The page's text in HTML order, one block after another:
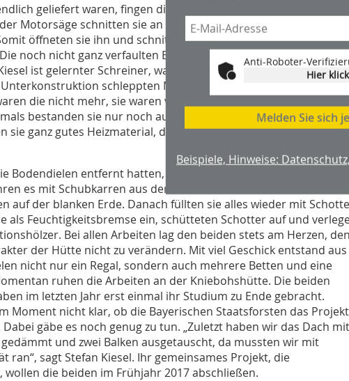
geliefert waren, fingen die beiden an, den alten Holzboden zu
Motorsäge schnitten sie an ausgewählten Stellen in den alten
öffneten sie ihn und schnitten das Holz auf „mundgerechte“
noch nicht ganz verfaulten Bretter benutzten sie, um Möbel zu
ist gelernter Schreiner, was ihm den Bau der Möbel
schleppten Manuel und Stefan aus der Hütte.
die nicht mehr, sie waren völlig verfault über die letzten
bestanden sie nur noch aus dem Porengerüst“, sagt Stefan.
sie ganz gutes Heizmaterial, das den beiden zwei Wochen
Bodendielen entfernt hatten, gruben sie zwei Tage lang Erdreich
es mit Schubkarren aus der Hütte. Zwischendurch schliefen sie
auf der blanken Erde. Danach füllten sie alles wieder mit
als Feuchtigkeitsbremse ein, schütteten Schotter auf und
Bei allen Arbeiten lag den beiden stets am Herzen, den
der Hütte nicht zu verändern. Mit viel Geschick entstand aus
nicht nur ein Regal, sondern auch mehrere Betten und eine
ruhen die Arbeiten an der Kniebohshütte. Die beiden
im letzten Jahr erst einmal ihr Studium zu Ende gebracht.
Moment nicht klar, ob die Bayerischen Staatsforsten das Projekt
gäbe es noch genug zu tun. „Zuletzt haben wir das Dach mit
und zwei Balken ausgetauscht, da mussten wir mit
ran“, sagt Stefan Kiesel. Ihr gemeinsames Projekt, die
wollen die beiden im Frühjahr 2017 abschließen.
Anti-Roboter-
Hier
Melden Sie sich
Beispiele, Hinweise: